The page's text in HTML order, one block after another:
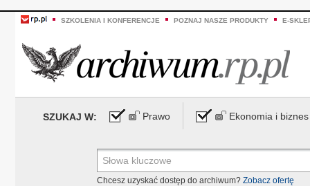
SZKOLENIA I KONFERENCJE POZNAJ NASZE PRODUKTY E-
SZUKAJ W: Prawo Ekonomia i biznes
Chcesz uzyskać dostęp do archiwum? Zobacz ofertę